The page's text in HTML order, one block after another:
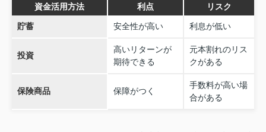
資金活用方法 利点 リスク
貯蓄 安全性が高い 利息が低い
投資
高いリターンが
期待できる
元本割れのリス
クがある
保険商品 保障がつく
手数料が高い場
合がある